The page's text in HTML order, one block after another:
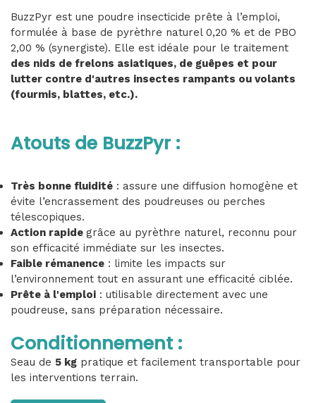
BuzzPyr est une poudre insecticide prête à l’emploi,
formulée à base de pyrèthre naturel 0,20 % et de PBO
2,00 % (synergiste). Elle est idéale pour le traitement
des nids de frelons asiatiques, de guêpes et pour
lutter contre d'autres insectes rampants ou volants
(fourmis, blattes, etc.).
Atouts de BuzzPyr :
Très bonne fluidité : assure une diffusion homogène et
évite l’encrassement des poudreuses ou perches
télescopiques.
Action rapide grâce au pyrèthre naturel, reconnu pour
son efficacité immédiate sur les insectes.
Faible rémanence : limite les impacts sur
l’environnement tout en assurant une efficacité ciblée.
Prête à l'emploi : utilisable directement avec une
poudreuse, sans préparation nécessaire.
Conditionnement :
Seau de 5 kg pratique et facilement transportable pour
les interventions terrain.